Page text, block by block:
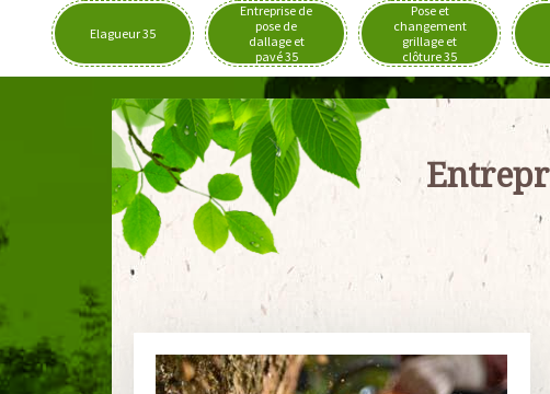
Elagueur 35
Entreprise de
pose de
dallage et
pavé 35
Pose et
changement
grillage et
clôture 35